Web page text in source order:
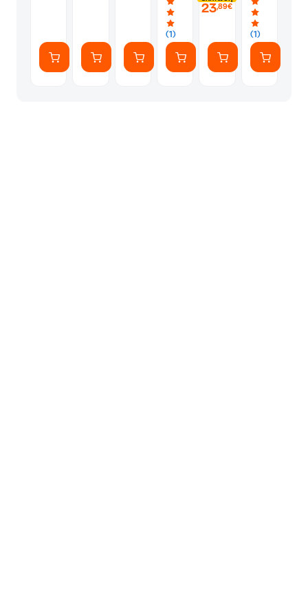
(1)
Και
Αξεσουάρ
23,89€
Έκπληξη
(1)